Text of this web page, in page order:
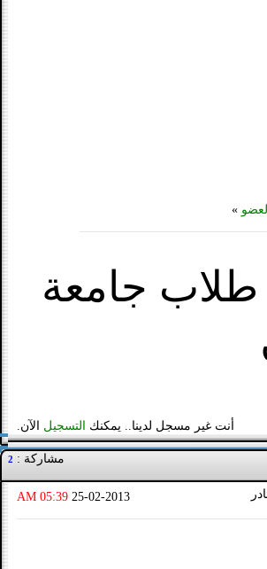
»
طلاب جامعة
أنت غير مسجل لدينا.. يمكنك التسجيل الآن.
مشاركة : 2
25-02-2013
05:39 AM